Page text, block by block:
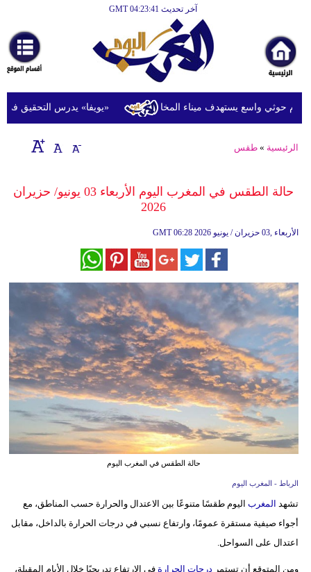
آخر تحديث GMT 04:23:41
أخبارعاجلة
رياضة
ثقافة
إقتصاد
وموسيقى
سياحة
وسفر
ديكور
أخبار
البرلمان
المغربي
مرأة
«يويفا» يدرس التحقيق في حوثي واسع يستهدف ميناء المخا
الرئيسية »طقس
حالة الطقس في المغرب اليوم الأربعاء 03 يونيو/ حزيران
2026
GMT 06:28 2026 الأربعاء ,03 حزيران / يونيو
حالة الطقس في المغرب اليوم
الرباط - المغرب اليوم
تشهد المغرب اليوم طقسًا متنوعًا بين الاعتدال والحرارة حسب المناطق، مع
أجواء صيفية مستقرة عمومًا، وارتفاع نسبي في درجات الحرارة بالداخل، مقابل
اعتدال على السواحل.
ومن المتوقع أن تستمر درجات الحرارةفي الارتفاع تدريجيًا خلال الأيام المقبلة،